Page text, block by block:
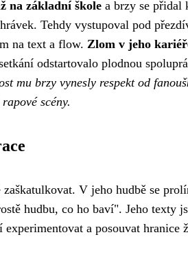
na základní škole a brzy se přidal
Tehdy vystupoval pod
na text a flow. Zlom v jeho
odstartovalo plodnou
mu brzy vynesly respekt od
scény.
V jeho hudbě se
hudbu, co ho baví". Jeho texty
a posouvat hranice